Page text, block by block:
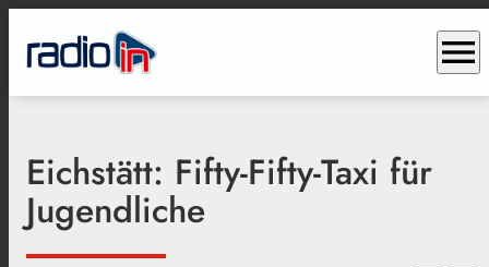
menu
Eichstätt: Fifty-Fifty-Taxi für
Jugendliche